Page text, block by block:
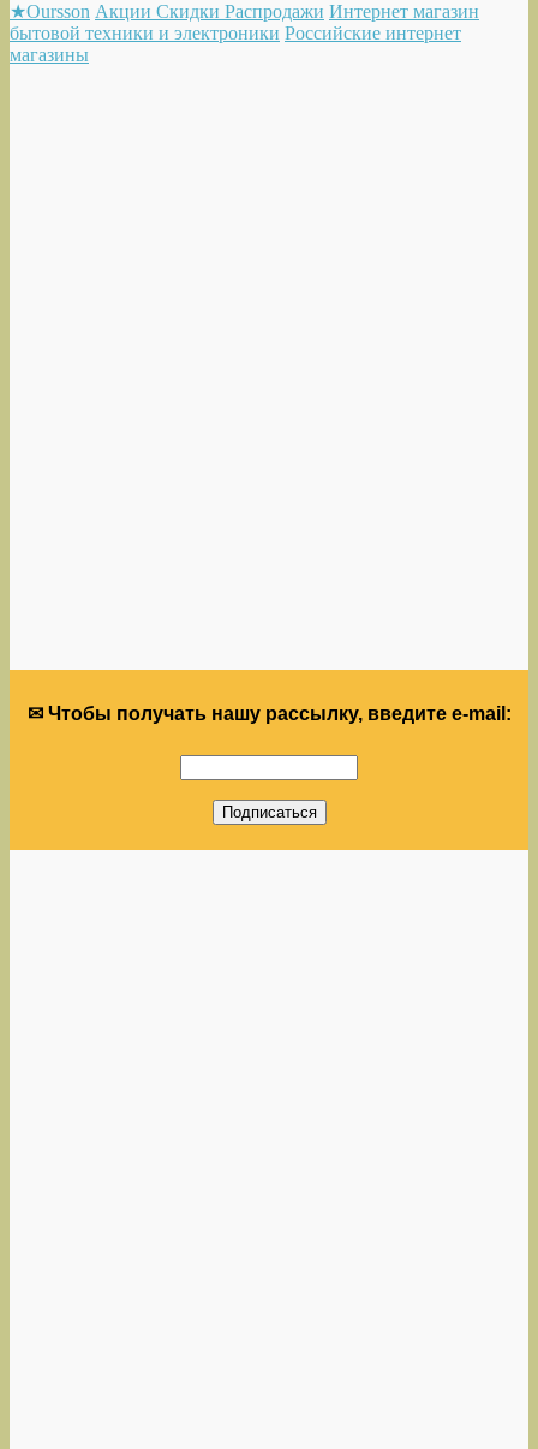
★Oursson Акции Скидки Распродажи Интернет магазин
бытовой техники и электроники Российские интернет
магазины
✉ Чтобы получать нашу рассылку, введите e-mail: